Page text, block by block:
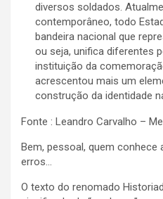
diversos soldados.
contemporâneo, todo
bandeira nacional que
ou seja, unifica diferentes
instituição da
acrescentou mais um
construção da identidade
Fonte : Leandro Carvalho –
Bem, pessoal, quem conhece
erros…
O texto do renomado